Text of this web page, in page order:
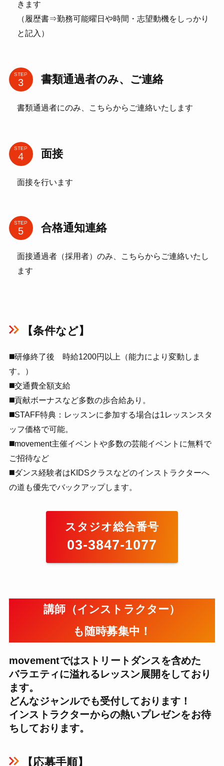
きます
（履歴書⇒勤務可能曜日や時間・志望動機をしっかり
と記入）
STEP 書類通過者のみ、ご連絡
書類通過者にのみ、こちらからご連絡いたします
STEP 面接
面接を行います
STEP 合格通知連絡
面接通過者（採用者）のみ、こちらからご連絡いたし
ます
【条件など】
◼️研修終了後 時給1200円以上（能力により変動しま
す。）
◼️交通費全額支給
◼️貢献ボーナスなど多数の歩合給あり。
◼️STAFF特典：レッスンに参加する場合は1レッスンスタ
ッフ価格で可能。
◼️movement主催イベントや多数の芸能イベントに無料で
ご招待など
◼️ダンス経験者はKIDSクラスなどのインストラクターへ
の道も優先でバックアップします。
スタジオ総合番号
03-3847-1077
講師（インストラクター）
も随時募集中！
movementではストリートダンスを含めた
バラエティに溢れるレッスン展開をしており
ます。
どんなジャンルでも受付しております！
インストラクターからの熱いプレゼンをお待
ちしております。
【応募手順】